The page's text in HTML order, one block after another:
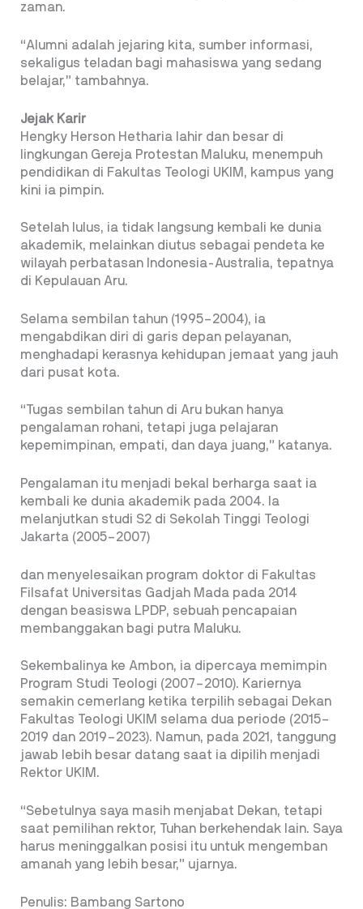
zaman.
“Alumni adalah jejaring kita, sumber informasi,
sekaligus teladan bagi mahasiswa yang sedang
belajar,” tambahnya.
Jejak Karir
Hengky Herson Hetharia lahir dan besar di
lingkungan Gereja Protestan Maluku, menempuh
pendidikan di Fakultas Teologi UKIM, kampus yang
kini ia pimpin.
Setelah lulus, ia tidak langsung kembali ke dunia
akademik, melainkan diutus sebagai pendeta ke
wilayah perbatasan Indonesia-Australia, tepatnya
di Kepulauan Aru.
Selama sembilan tahun (1995–2004), ia
mengabdikan diri di garis depan pelayanan,
menghadapi kerasnya kehidupan jemaat yang jauh
dari pusat kota.
“Tugas sembilan tahun di Aru bukan hanya
pengalaman rohani, tetapi juga pelajaran
kepemimpinan, empati, dan daya juang,” katanya.
Pengalaman itu menjadi bekal berharga saat ia
kembali ke dunia akademik pada 2004. Ia
melanjutkan studi S2 di Sekolah Tinggi Teologi
Jakarta (2005–2007)
dan menyelesaikan program doktor di Fakultas
Filsafat Universitas Gadjah Mada pada 2014
dengan beasiswa LPDP, sebuah pencapaian
membanggakan bagi putra Maluku.
Sekembalinya ke Ambon, ia dipercaya memimpin
Program Studi Teologi (2007–2010). Kariernya
semakin cemerlang ketika terpilih sebagai Dekan
Fakultas Teologi UKIM selama dua periode (2015–
2019 dan 2019–2023). Namun, pada 2021, tanggung
jawab lebih besar datang saat ia dipilih menjadi
Rektor UKIM.
“Sebetulnya saya masih menjabat Dekan, tetapi
saat pemilihan rektor, Tuhan berkehendak lain. Saya
harus meninggalkan posisi itu untuk mengemban
amanah yang lebih besar,” ujarnya.
Penulis: Bambang Sartono